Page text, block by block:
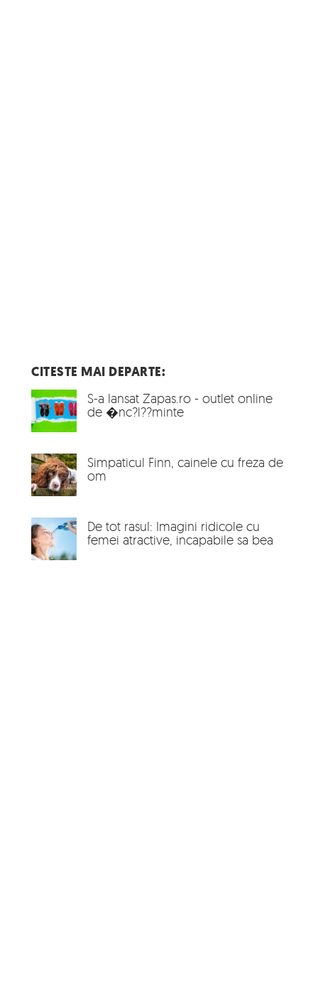
CITESTE MAI DEPARTE:
S-a lansat Zapas.ro - outlet online
de �nc?l??minte
Simpaticul Finn, cainele cu freza de
om
De tot rasul: Imagini ridicole cu
femei atractive, incapabile sa bea